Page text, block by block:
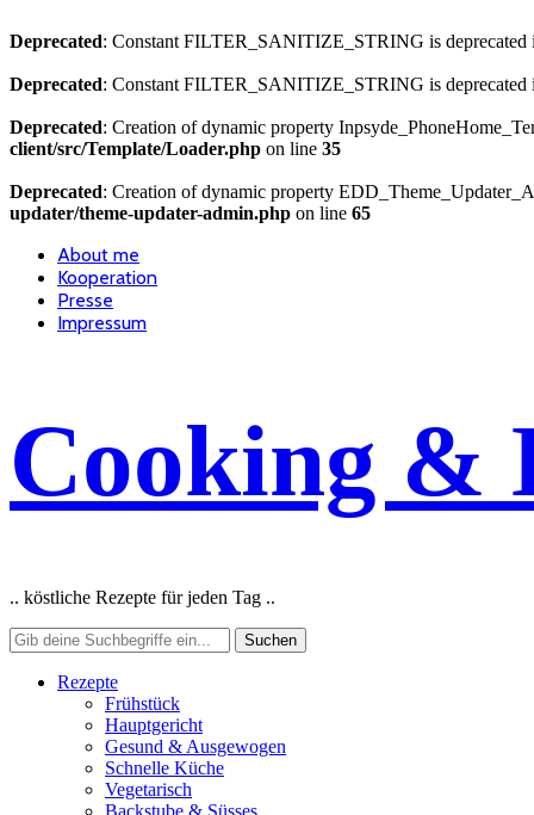
Deprecated: Constant FILTER_SANITIZE_STRING is
Deprecated: Constant FILTER_SANITIZE_STRING is
Deprecated: Creation of dynamic property
client/src/Template/Loader.php on line 35
Deprecated: Creation of dynamic property
updater/theme-updater-admin.php on line 65
About me
Kooperation
Presse
Impressum
Cooking &
.. köstliche Rezepte für jeden Tag ..
Rezepte
Frühstück
Hauptgericht
Gesund & Ausgewogen
Schnelle Küche
Vegetarisch
Backstube & Süsses